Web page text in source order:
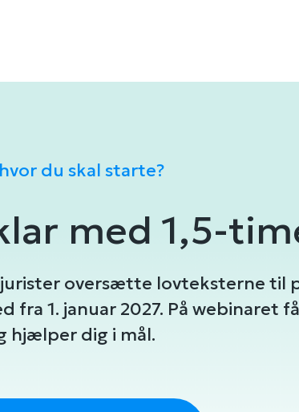
du skal starte?
med 1,5-
jurister oversætte lovteksterne til
fra 1. januar 2027. På webinaret
hjælper dig i mål.